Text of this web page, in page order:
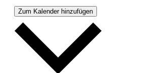
Zum Kalender hinzufügen